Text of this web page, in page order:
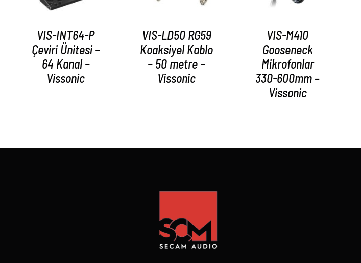
VIS-INT64-P
Çeviri Ünitesi –
64 Kanal –
Vissonic
VIS-LD50 RG59
Koaksiyel Kablo
– 50 metre –
Vissonic
VIS-M410
Gooseneck
Mikrofonlar
330-600mm –
Vissonic